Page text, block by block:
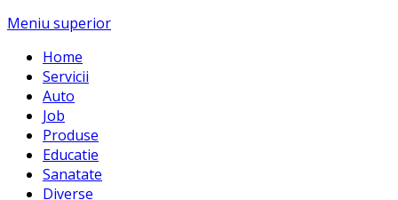
Meniu superior
Home
Servicii
Auto
Job
Produse
Educatie
Sanatate
Diverse